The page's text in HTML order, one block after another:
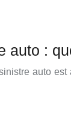
auto :
auto